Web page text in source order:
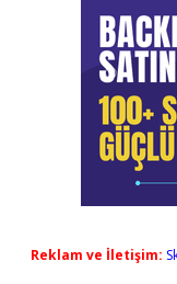
Reklam ve İletişim: